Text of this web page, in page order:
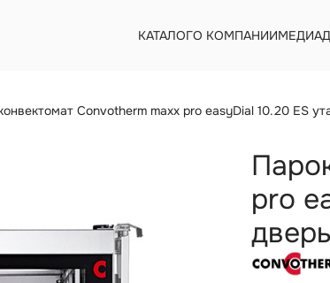
КАТАЛОГО КОМПАНИИМЕДИА
Convotherm maxx pro easyDial 10.20 ES
pro
дверь